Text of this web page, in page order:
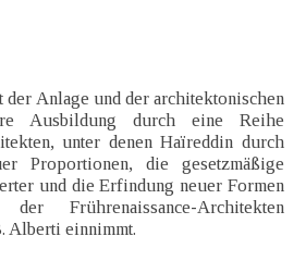
Anlage und der architektonischen
Ausbildung durch eine Reihe
unter denen Haïreddin durch
Proportionen, die gesetzmäßige
und die Erfindung neuer Formen
Frührenaissance-Architekten
Alberti einnimmt.